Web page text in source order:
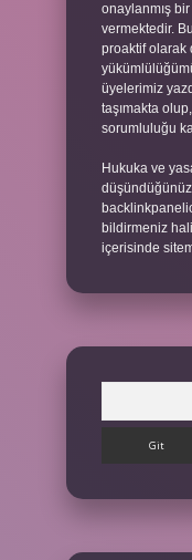
onaylanmış
vermektedir.
proaktif olarak
üyelerimiz
taşımakta
sorumluluğu
Hukuka ve
bildirmeniz
içerisinde